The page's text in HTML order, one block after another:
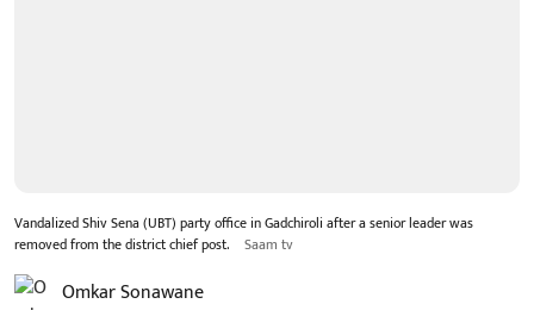
Vandalized Shiv Sena (UBT) party office in Gadchiroli after a senior leader was
removed from the district chief post.
Saam tv
Omkar Sonawane